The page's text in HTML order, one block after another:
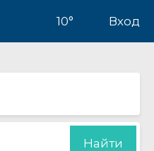
10° Вход
Найти